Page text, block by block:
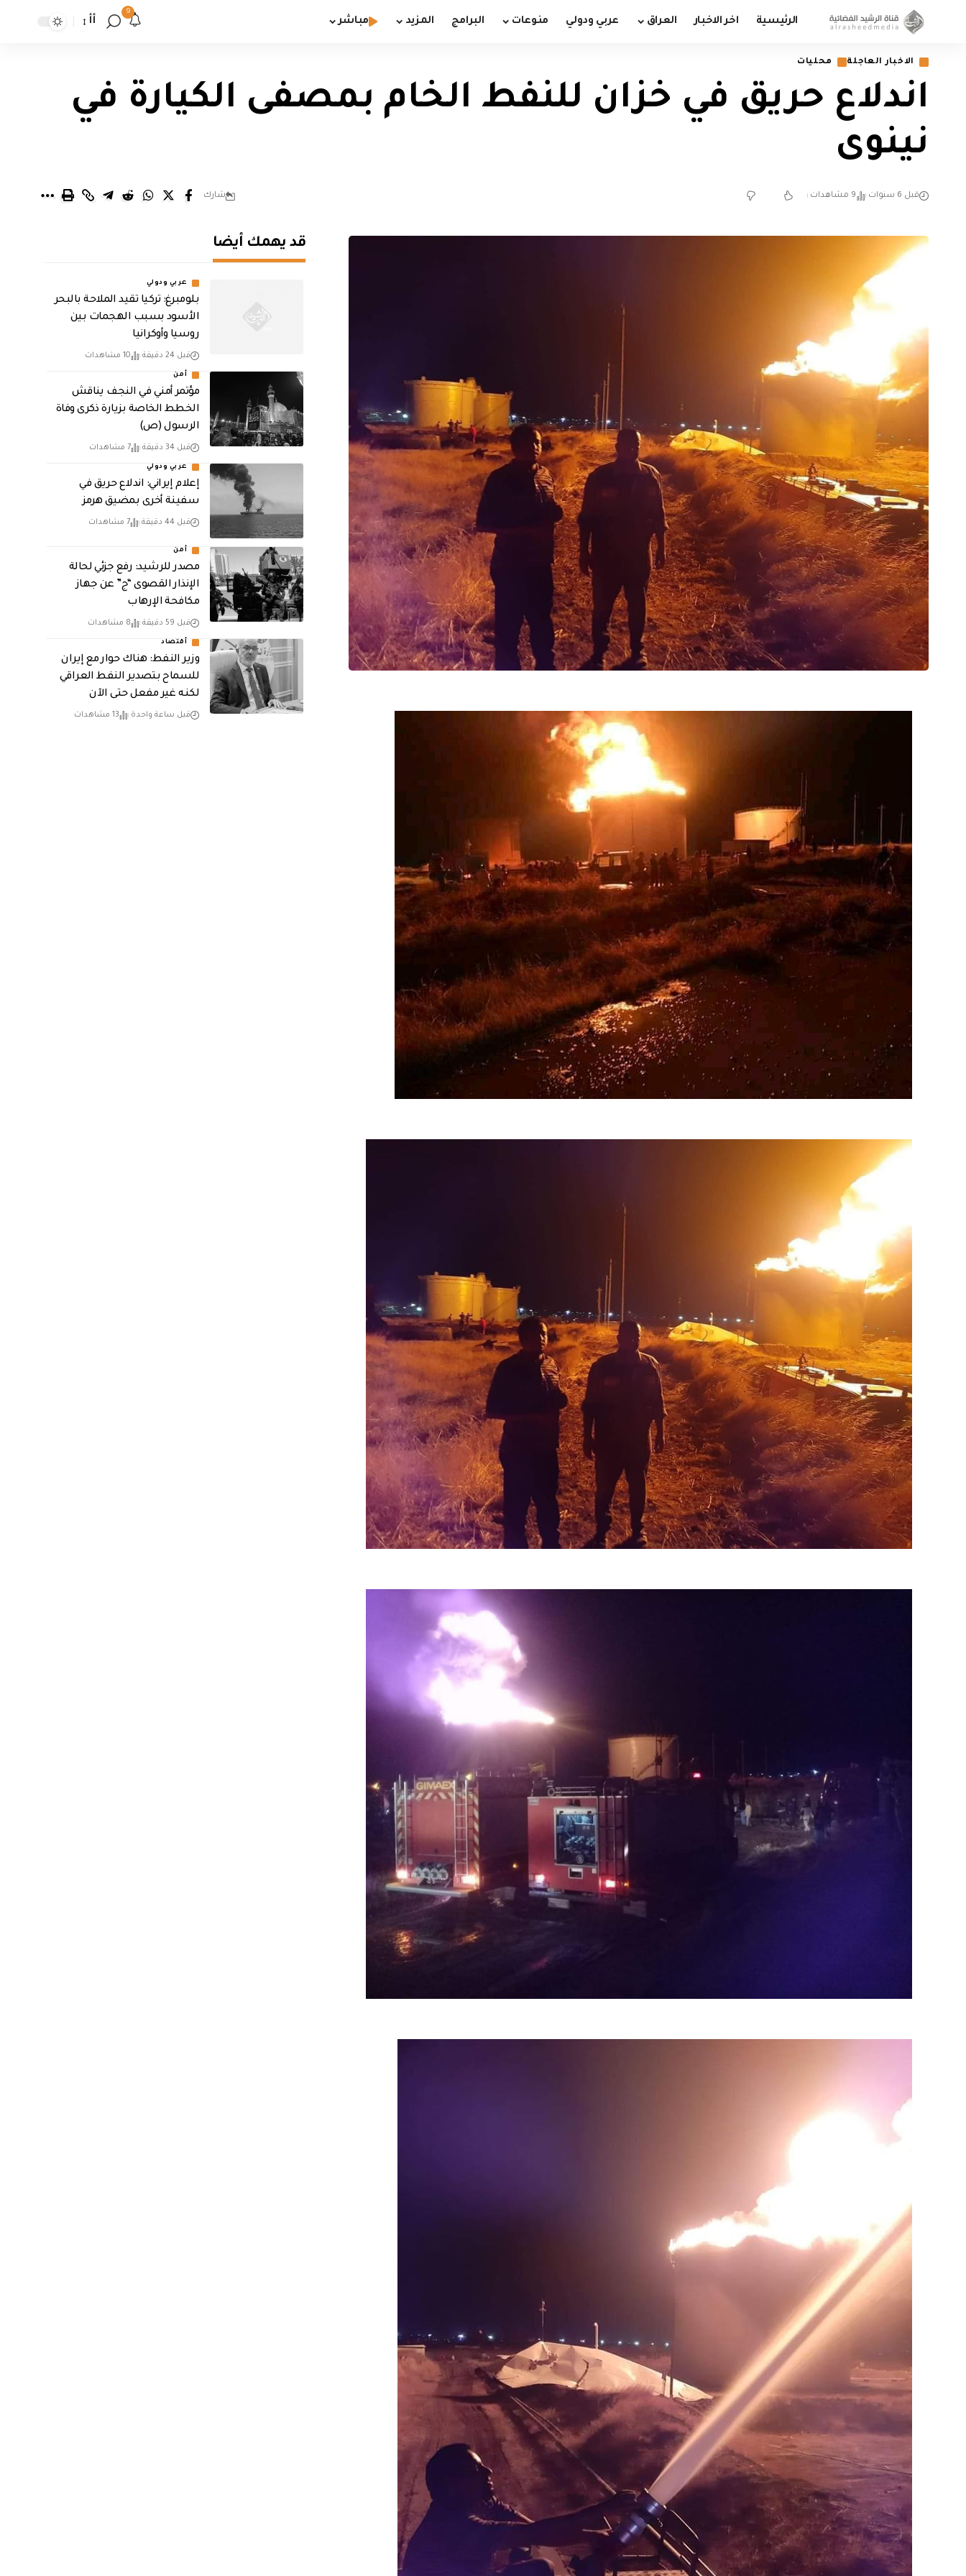
الرئيسية اخر الاخبار العراق عربي ودولي منوعات البرامج المزيد مباشر
9
أأ
الاخبار العاجلة محليات
اندلاع حريق في خزان للنفط الخام بمصفى الكيارة في
نينوى
قبل 6 سنوات 9 مشاهدات شارك
قد يهمك أيضا
عربي ودولي
بلومبرغ: تركيا تقيد الملاحة بالبحر
الأسود بسبب الهجمات بين
روسيا وأوكرانيا
قبل 24 دقيقة 10 مشاهدات
أمن
مؤتمر أمني في النجف يناقش
الخطط الخاصة بزيارة ذكرى وفاة
الرسول (ص)
قبل 34 دقيقة 7 مشاهدات
عربي ودولي
إعلام إيراني: اندلاع حريق في
سفينة أخرى بمضيق هرمز
قبل 44 دقيقة 7 مشاهدات
أمن
مصدر للرشيد: رفع جزئي لحالة
الإنذار القصوى “ج” عن جهاز
مكافحة الإرهاب
قبل 59 دقيقة 8 مشاهدات
أقتصاد
وزير النفط: هناك حوار مع إيران
للسماح بتصدير النفط العراقي
لكنه غير مفعل حتى الآن
قبل ساعة واحدة 13 مشاهدات